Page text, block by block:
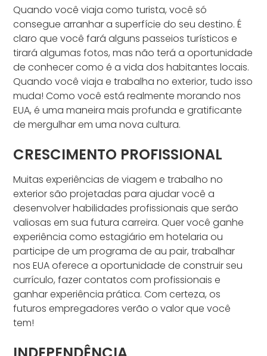
Quando você viaja como turista, você só
consegue arranhar a superfície do seu destino. É
claro que você fará alguns passeios turísticos e
tirará algumas fotos, mas não terá a oportunidade
de conhecer como é a vida dos habitantes locais.
Quando você viaja e trabalha no exterior, tudo isso
muda! Como você está realmente morando nos
EUA, é uma maneira mais profunda e gratificante
de mergulhar em uma nova cultura.
CRESCIMENTO PROFISSIONAL
Muitas experiências de viagem e trabalho no
exterior são projetadas para ajudar você a
desenvolver habilidades profissionais que serão
valiosas em sua futura carreira. Quer você ganhe
experiência como estagiário em hotelaria ou
participe de um programa de au pair, trabalhar
nos EUA oferece a oportunidade de construir seu
currículo, fazer contatos com profissionais e
ganhar experiência prática. Com certeza, os
futuros empregadores verão o valor que você
tem!